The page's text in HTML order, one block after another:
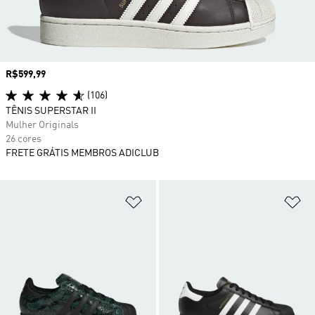
Preço
R$599,99
(106)
TÊNIS SUPERSTAR II
Mulher Originals
26 cores
FRETE GRÁTIS MEMBROS ADICLUB